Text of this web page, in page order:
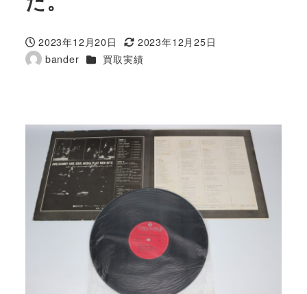
投稿日
2023年12月20日
更新日
2023年12月25日
著
bander カテゴリー
買取実績